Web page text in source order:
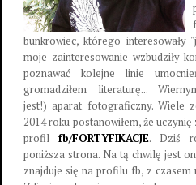
bunkrowiec, którego interesowały
moje zainteresowanie wzbudziły
poznawać kolejne linie
gromadziłem literaturę...
jest!) aparat fotograficzny. Wiele
2014 roku postanowiłem, że
profil fb/FORTYFIKACJE. Dziś
poniższa strona. Na tą chwilę jest
znajduje się na profilu fb, z czasem